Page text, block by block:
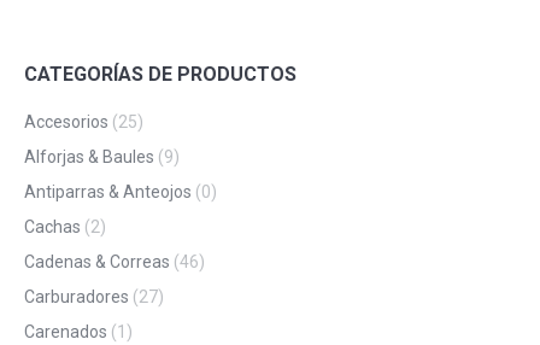
CATEGORÍAS DE PRODUCTOS
Accesorios (25)
Alforjas & Baules (9)
Antiparras & Anteojos (0)
Cachas (2)
Cadenas & Correas (46)
Carburadores (27)
Carenados (1)